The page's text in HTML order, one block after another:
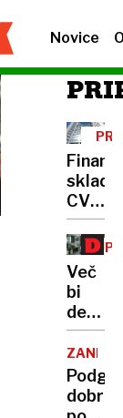
Novice
sklad
CVC
pred
Več
bi
delali
po
a
dobre